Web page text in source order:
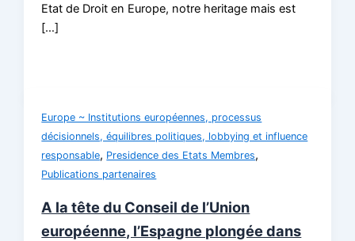
Etat de Droit en Europe, notre heritage mais est
[…]
Europe ~ Institutions européennes, processus
décisionnels, équilibres politiques, lobbying et influence
responsable, Presidence des Etats Membres,
Publications partenaires
A la tête du Conseil de l’Union
européenne, l’Espagne plongée dans